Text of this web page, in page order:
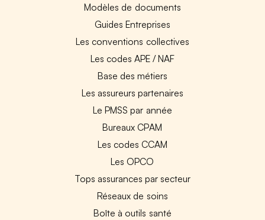
Modèles de documents
Guides Entreprises
Les conventions collectives
Les codes APE / NAF
Base des métiers
Les assureurs partenaires
Le PMSS par année
Bureaux CPAM
Les codes CCAM
Les OPCO
Tops assurances par secteur
Réseaux de soins
Boîte à outils santé